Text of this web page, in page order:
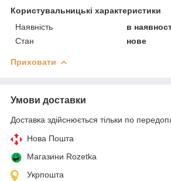
Користувальницькі характеристики
Наявність
в
Стан
нове
Приховати
Умови доставки
Доставка здійснюється тільки по
Нова Пошта
Магазини Rozetka
Укрпошта